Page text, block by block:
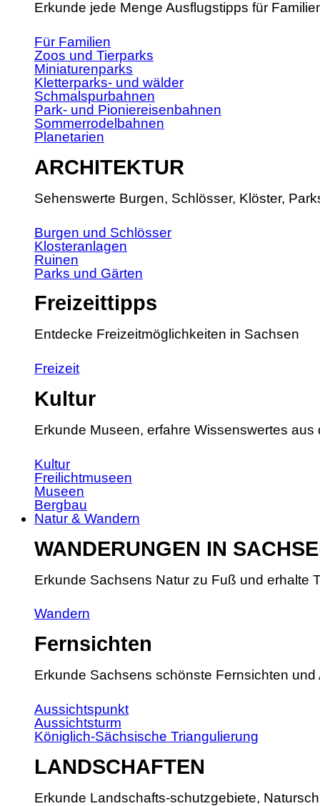
Erkunde jede Menge Ausflugstipps für
Für Familien
Zoos und Tierparks
Miniaturenparks
Kletterparks- und wälder
Schmalspurbahnen
Park- und Pioniereisenbahnen
Sommerrodelbahnen
Planetarien
ARCHITEKTUR
Sehenswerte Burgen, Schlösser, Klöster,
Burgen und Schlösser
Klosteranlagen
Ruinen
Parks und Gärten
Freizeittipps
Entdecke Freizeitmöglichkeiten in Sachsen
Freizeit
Kultur
Erkunde Museen, erfahre Wissenswertes
Kultur
Freilichtmuseen
Museen
Bergbau
Natur & Wandern
WANDERUNGEN IN
Erkunde Sachsens Natur zu Fuß und erhalte
Wandern
Fernsichten
Erkunde Sachsens schönste Fernsichten und
Aussichtspunkt
Aussichtsturm
Königlich-Sächsische Triangulierung
LANDSCHAFTEN
Erkunde Landschafts-schutzgebiete,